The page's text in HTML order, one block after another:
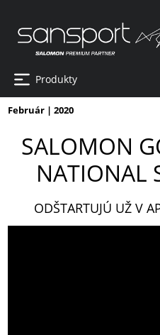
Produkty
Február | 2020
SALOMON
NATIONAL
ODŠTARTUJÚ UŽ V